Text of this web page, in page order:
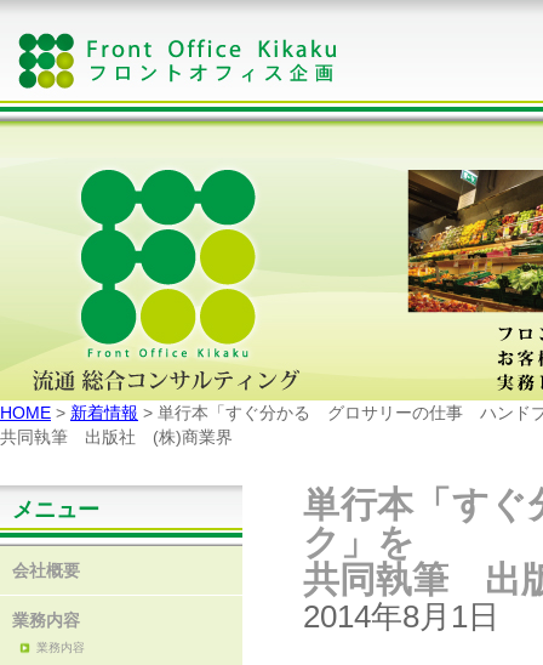
HOME > 新着情報 > 単行本「すぐ分かる グロサリーの仕事 ハンド
共同執筆 出版社 (株)商業界
メニュー
会社概要
業務内容
業務内容
単行本「す
ク」を
共同執筆 出
2014年8月1日